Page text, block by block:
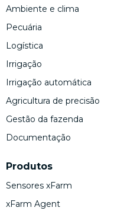
Ambiente e clima
Pecuária
Logística
Irrigação
Irrigação automática
Agricultura de precisão
Gestão da fazenda
Documentação
Produtos
Sensores xFarm
xFarm Agent